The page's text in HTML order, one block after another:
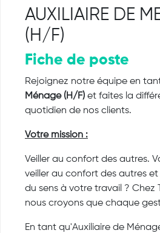
AUXILIAIRE DE
(H/F)
Fiche de poste
Rejoignez notre équipe en
Ménage (H/F) et faites la
quotidien de nos clients.
Votre mission :
Veiller au confort des autres.
veiller au confort des autres
du sens à votre travail ? Chez
nous croyons que chaque
En tant qu'Auxiliaire de